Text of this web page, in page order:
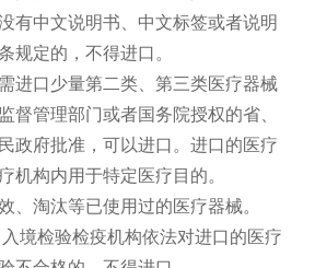
有中文说明书、中文标签或者说明
规定的，不得进口。
进口少量第二类、第三类医疗器械
督管理部门或者国务院授权的省、
政府批准，可以进口。进口的医疗
机构内用于特定医疗目的。
、淘汰等已使用过的医疗器械。
境检验检疫机构依法对进口的医疗